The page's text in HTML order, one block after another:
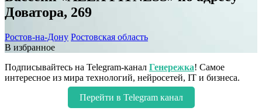
Доватора, 269
Ростов-на-Дону Ростовская область
В избранное
Подписывайтесь на Telegram-канал Генережка! Самое
интересное из мира технологий, нейросетей, IT и бизнеса.
Перейти в Telegram канал